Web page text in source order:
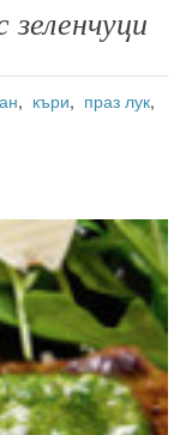
, къри, праз лук,